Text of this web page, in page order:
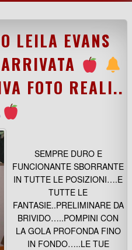
LEILA EVANS
FOTO REALI..
SEMPRE DURO E
FUNCIONANTE SBORRANTE
IN TUTTE LE POSIZIONI….E
TUTTE LE
FANTASIE..PRELIMINARE DA
BRIVIDO…..POMPINI CON
LA GOLA PROFONDA FINO
IN FONDO…..LE TUE